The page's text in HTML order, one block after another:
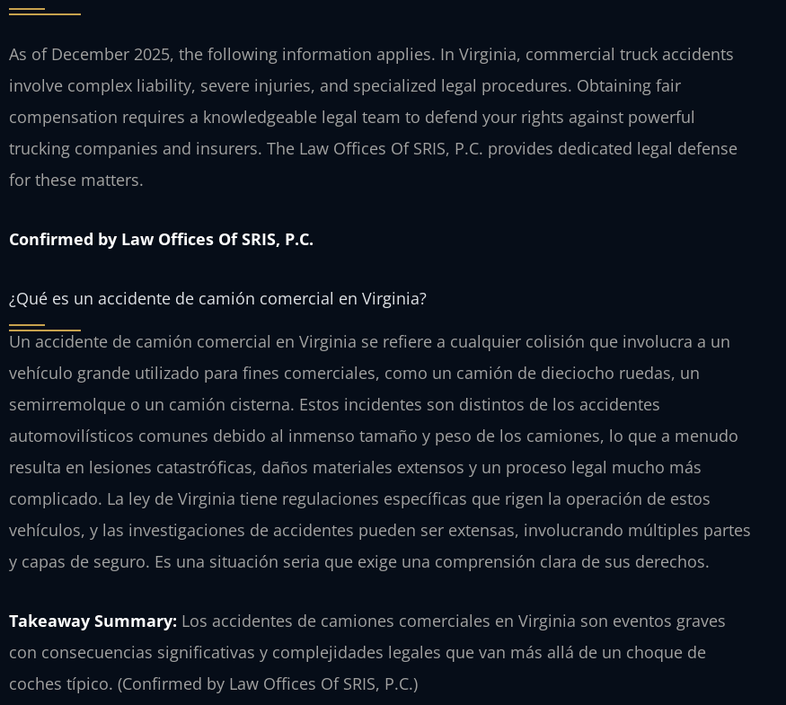
As of December 2025, the following information applies. In Virginia, commercial truck accidents
involve complex liability, severe injuries, and specialized legal procedures. Obtaining fair
compensation requires a knowledgeable legal team to defend your rights against powerful
trucking companies and insurers. The Law Offices Of SRIS, P.C. provides dedicated legal defense
for these matters.
Confirmed by Law Offices Of SRIS, P.C.
¿Qué es un accidente de camión comercial en Virginia?
Un accidente de camión comercial en Virginia se refiere a cualquier colisión que involucra a un
vehículo grande utilizado para fines comerciales, como un camión de dieciocho ruedas, un
semirremolque o un camión cisterna. Estos incidentes son distintos de los accidentes
automovilísticos comunes debido al inmenso tamaño y peso de los camiones, lo que a menudo
resulta en lesiones catastróficas, daños materiales extensos y un proceso legal mucho más
complicado. La ley de Virginia tiene regulaciones específicas que rigen la operación de estos
vehículos, y las investigaciones de accidentes pueden ser extensas, involucrando múltiples partes
y capas de seguro. Es una situación seria que exige una comprensión clara de sus derechos.
Takeaway Summary: Los accidentes de camiones comerciales en Virginia son eventos graves
con consecuencias significativas y complejidades legales que van más allá de un choque de
coches típico. (Confirmed by Law Offices Of SRIS, P.C.)